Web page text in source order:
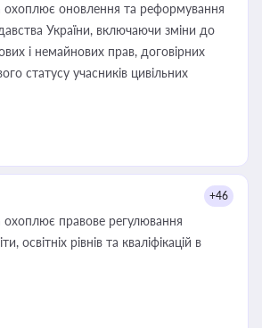
охоплює оновлення та реформування
України, включаючи зміни до
і немайнових прав, договірних
статусу учасників цивільних
+46
охоплює правове регулювання
освітніх рівнів та кваліфікацій в